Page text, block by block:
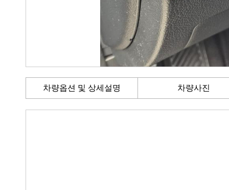
차량옵션 및 상세설명 차량사진